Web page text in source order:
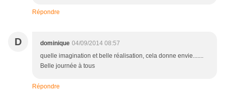
Répondre
D dominique 04/09/2014 08:57
quelle imagination et belle réalisation, cela donne envie.......
Belle journée à tous
Répondre